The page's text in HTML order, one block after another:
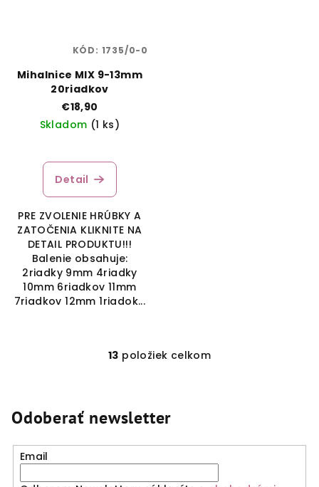
Mihalnice MIX 9-13mm
20riadkov
€18,90
Skladom (1 ks)
Detail
PRE ZVOLENIE HRÚBKY A
ZATOČENIA KLIKNITE NA
DETAIL PRODUKTU!!!
Balenie obsahuje:
2riadky 9mm 4riadky
10mm 6riadkov 11mm
7riadkov 12mm 1riadok...
KÓD: 1735/0-0
O
á
d
a
c
i
13 položiek celkom
Odoberať newsletter
Email